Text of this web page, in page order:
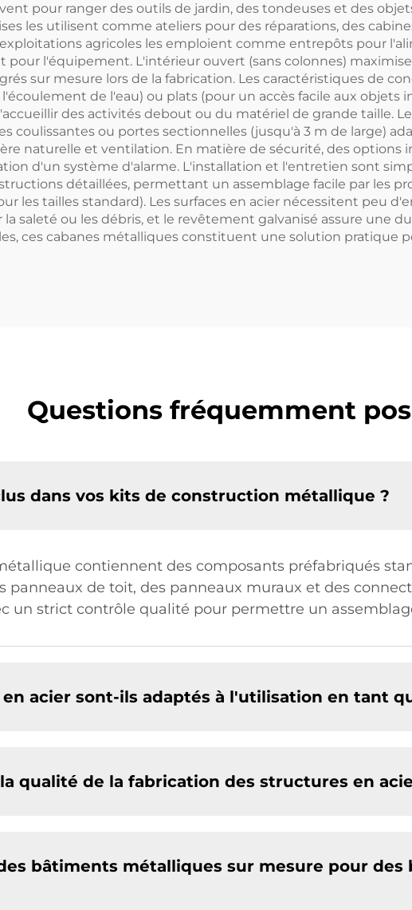
pour ranger des outils de jardin, des tondeuses et des
les utilisent comme ateliers pour des réparations, des
agricoles les emploient comme entrepôts pour
l'équipement. L'intérieur ouvert (sans colonnes)
sur mesure lors de la fabrication. Les caractéristiques de
de l'eau) ou plats (pour un accès facile aux objets
des activités debout ou du matériel de grande taille.
coulissantes ou portes sectionnelles (jusqu'à 3 m de large)
naturelle et ventilation. En matière de sécurité, des options
d'un système d'alarme. L'installation et l'entretien sont
détaillées, permettant un assemblage facile par les
les tailles standard). Les surfaces en acier nécessitent peu
saleté ou les débris, et le revêtement galvanisé assure une
ces cabanes métalliques constituent une solution pratique
Questions fréquemment
dans vos kits de construction métallique ?
contiennent des composants préfabriqués
panneaux de toit, des panneaux muraux et des
un strict contrôle qualité pour permettre un
acier sont-ils adaptés à l'utilisation en tant
qualité de la fabrication des structures en
bâtiments métalliques sur mesure pour des